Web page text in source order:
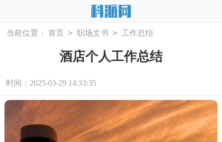
当前位置： 首页 > 职场文书 > 工作总结
酒店个人工作总结
时间：2025-03-29 14:33:35